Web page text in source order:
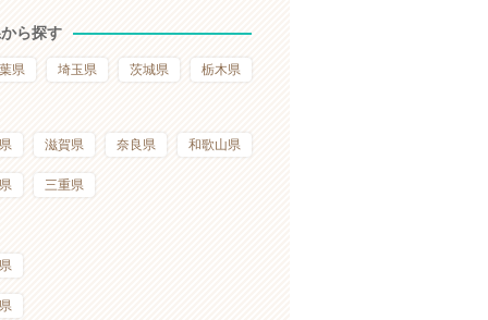
ら探す
県 埼玉県 茨城県 栃木県
滋賀県 奈良県 和歌山県
三重県